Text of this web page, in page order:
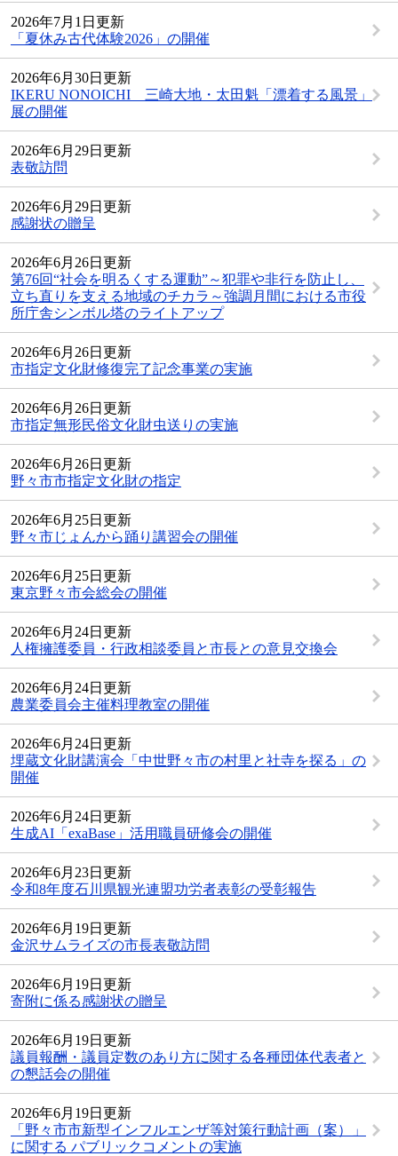
2026年7月1日更新
「夏休み古代体験2026」の開催
2026年6月30日更新
IKERU NONOICHI 三崎大地・太田魁「漂着する風景」
展の開催
2026年6月29日更新
表敬訪問
2026年6月29日更新
感謝状の贈呈
2026年6月26日更新
第76回“社会を明るくする運動”～犯罪や非行を防止し、
立ち直りを支える地域のチカラ～強調月間における市役
所庁舎シンボル塔のライトアップ
2026年6月26日更新
市指定文化財修復完了記念事業の実施
2026年6月26日更新
市指定無形民俗文化財虫送りの実施
2026年6月26日更新
野々市市指定文化財の指定
2026年6月25日更新
野々市じょんから踊り講習会の開催
2026年6月25日更新
東京野々市会総会の開催
2026年6月24日更新
人権擁護委員・行政相談委員と市長との意見交換会
2026年6月24日更新
農業委員会主催料理教室の開催
2026年6月24日更新
埋蔵文化財講演会「中世野々市の村里と社寺を探る」の
開催
2026年6月24日更新
生成AI「exaBase」活用職員研修会の開催
2026年6月23日更新
令和8年度石川県観光連盟功労者表彰の受彰報告
2026年6月19日更新
金沢サムライズの市長表敬訪問
2026年6月19日更新
寄附に係る感謝状の贈呈
2026年6月19日更新
議員報酬・議員定数のあり方に関する各種団体代表者と
の懇話会の開催
2026年6月19日更新
「野々市市新型インフルエンザ等対策行動計画（案）」
に関する パブリックコメントの実施